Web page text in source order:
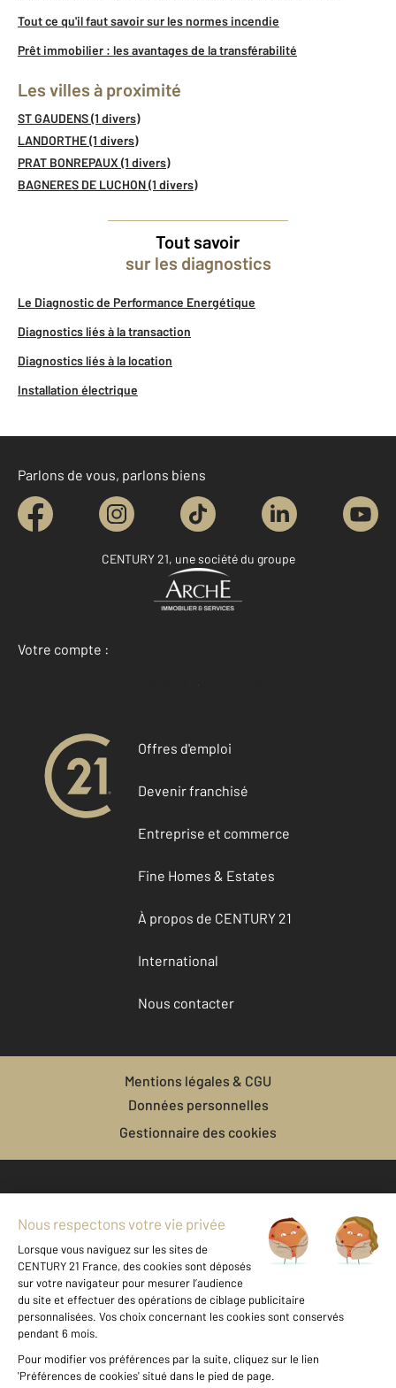
Tout ce qu'il faut savoir sur les normes incendie
Prêt immobilier : les avantages de la transférabilité
Les villes à proximité
ST GAUDENS (1 divers)
LANDORTHE (1 divers)
PRAT BONREPAUX (1 divers)
BAGNERES DE LUCHON (1 divers)
Tout savoir
sur les diagnostics
Le Diagnostic de Performance Energétique
Diagnostics liés à la transaction
Diagnostics liés à la location
Installation électrique
Parlons de vous, parlons biens
CENTURY 21, une société du groupe
Votre compte :
Accéder à mon compte
Offres d'emploi
Devenir franchisé
Entreprise et commerce
Fine Homes & Estates
À propos de CENTURY 21
International
Nous contacter
Mentions légales & CGU
Données personnelles
Gestionnaire des cookies
Achat divers autour de ST GAUDENS (31800)
Achat divers LANDORTHE
Achat divers PRAT BONREPAUX
Achat divers BAGNERES DE LUCHON
Autres divers a vendre à ST GAUDENS (31800)
Divers à vendre - 500 m2 - Landorthe - 31 - MIDI-PYRENEES